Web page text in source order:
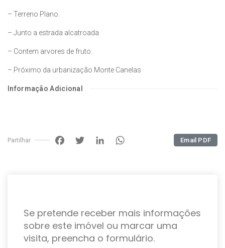
– Terreno Plano.
– Junto a estrada alcatroada
– Contem arvores de fruto.
– Próximo da urbanização Monte Canelas
Informação Adicional
PartilharFacebook
Twitter
LinkedIn
WhatsApp Email PDF
Se pretende receber mais informações
sobre este imóvel ou marcar uma
visita, preencha o formulário.